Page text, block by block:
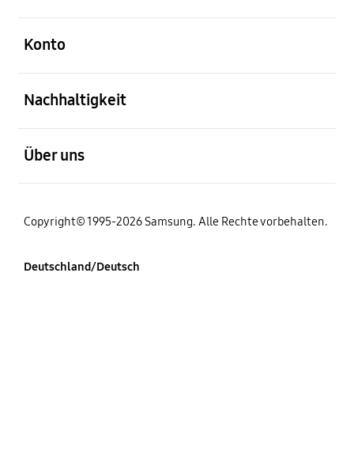
Konto
Nachhaltigkeit
Über uns
Copyright© 1995-2026 Samsung. Alle Rechte vorbehalten.
Deutschland/Deutsch